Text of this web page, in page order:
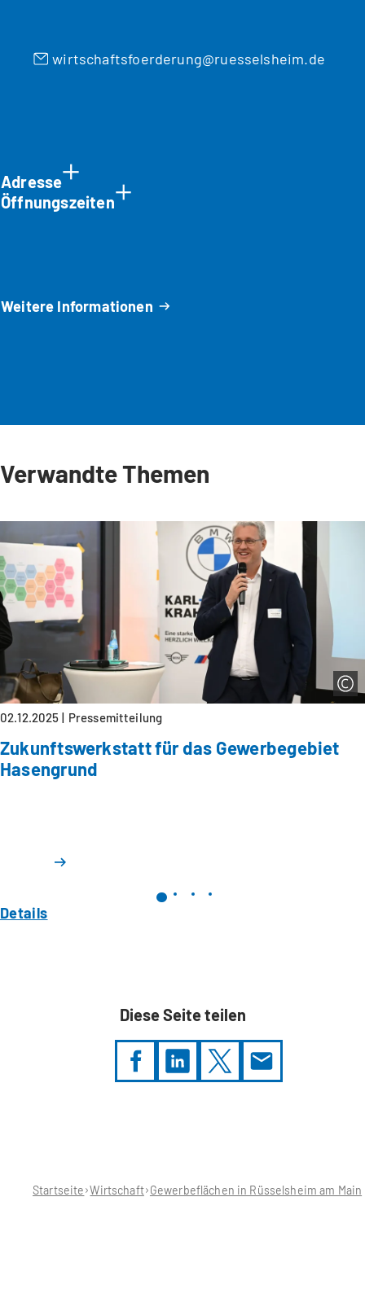
wirtschaftsfoerderung ruesselsheim de
Adresse
Öffnungszeiten
Weitere Informationen
Verwandte Themen
02.12.2025 Pressemitteilung
Zukunftswerkstatt für das Gewerbegebiet
Hasengrund
Details
Diese Seite teilen
Startseite Wirtschaft Gewerbeflächen in Rüsselsheim am Main